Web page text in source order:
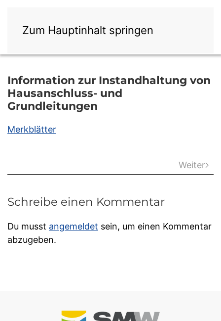
Zum Hauptinhalt springen
Information zur Instandhaltung von
Hausanschluss- und
Grundleitungen
Merkblätter
Weiter
Schreibe einen Kommentar
Du musst angemeldet sein, um einen Kommentar
abzugeben.